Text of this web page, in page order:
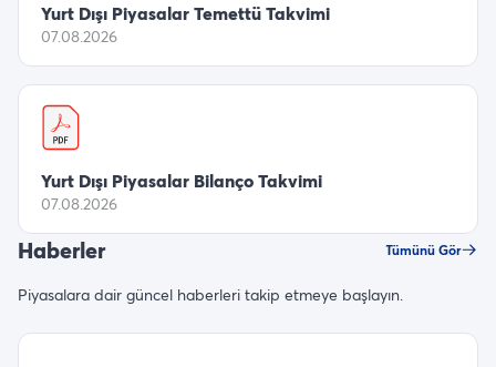
Yurt Dışı Piyasalar Temettü Takvimi
07.08.2026
Yurt Dışı Piyasalar Bilanço Takvimi
07.08.2026
Haberler Tümünü Gör
Piyasalara dair güncel haberleri takip etmeye başlayın.